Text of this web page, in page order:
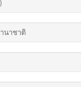
นาชาติ